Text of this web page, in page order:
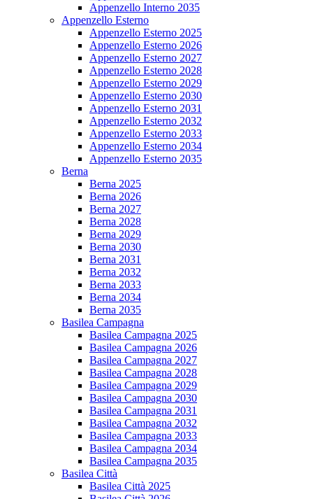
Appenzello Interno 2035
Appenzello Esterno
Appenzello Esterno 2025
Appenzello Esterno 2026
Appenzello Esterno 2027
Appenzello Esterno 2028
Appenzello Esterno 2029
Appenzello Esterno 2030
Appenzello Esterno 2031
Appenzello Esterno 2032
Appenzello Esterno 2033
Appenzello Esterno 2034
Appenzello Esterno 2035
Berna
Berna 2025
Berna 2026
Berna 2027
Berna 2028
Berna 2029
Berna 2030
Berna 2031
Berna 2032
Berna 2033
Berna 2034
Berna 2035
Basilea Campagna
Basilea Campagna 2025
Basilea Campagna 2026
Basilea Campagna 2027
Basilea Campagna 2028
Basilea Campagna 2029
Basilea Campagna 2030
Basilea Campagna 2031
Basilea Campagna 2032
Basilea Campagna 2033
Basilea Campagna 2034
Basilea Campagna 2035
Basilea Città
Basilea Città 2025